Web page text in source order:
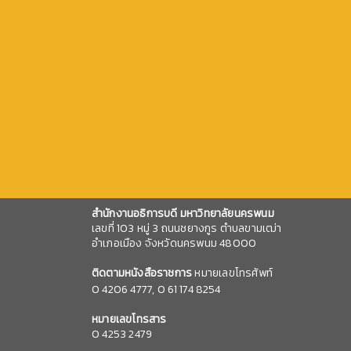
สำนักงานอธิการบดี มหาวิทยาลัยนครพนม
เลขที่ 103 หมู่ 3 ถนนชยางกูร ตำบลขามเฒ่า
อำเภอเมือง จังหวัดนครพนม 48000
ติดตามหนังสือราชการหมายเลขโทรศัพท์
04206 4777, 0 61 174 8254
หมายเลขโทรสาร
0 4253 2479